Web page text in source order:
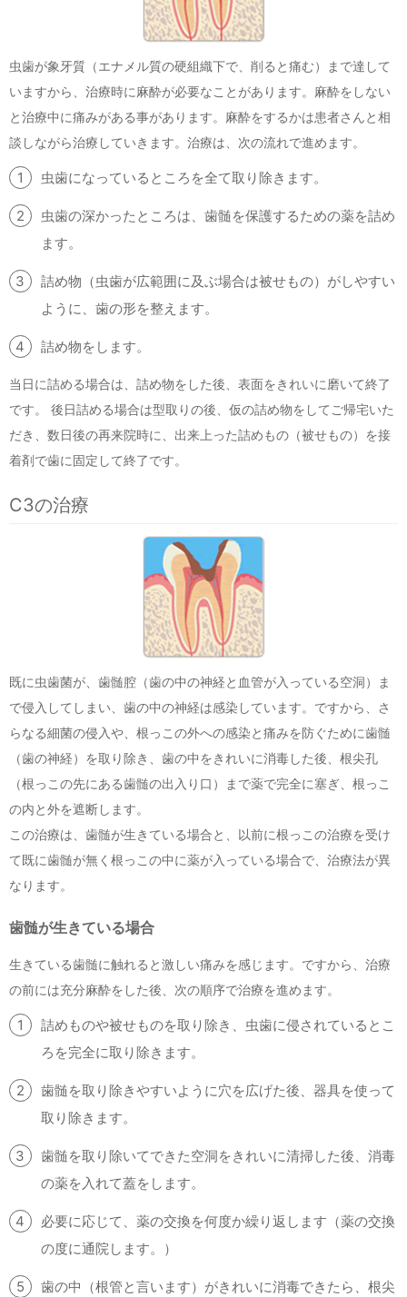
虫歯が象牙質（エナメル質の硬組織下で、削ると痛む）まで達して
いますから、治療時に麻酔が必要なことがあります。麻酔をしない
と治療中に痛みがある事があります。麻酔をするかは患者さんと相
談しながら治療していきます。治療は、次の流れで進めます。
虫歯になっているところを全て取り除きます。
虫歯の深かったところは、歯髄を保護するための薬を詰め
ます。
詰め物（虫歯が広範囲に及ぶ場合は被せもの）がしやすい
ように、歯の形を整えます。
詰め物をします。
当日に詰める場合は、詰め物をした後、表面をきれいに磨いて終了
です。 後日詰める場合は型取りの後、仮の詰め物をしてご帰宅いた
だき、数日後の再来院時に、出来上った詰めもの（被せもの）を接
着剤で歯に固定して終了です。
C3の治療
既に虫歯菌が、歯髄腔（歯の中の神経と血管が入っている空洞）ま
で侵入してしまい、歯の中の神経は感染しています。ですから、さ
らなる細菌の侵入や、根っこの外への感染と痛みを防ぐために歯髄
（歯の神経）を取り除き、歯の中をきれいに消毒した後、根尖孔
（根っこの先にある歯髄の出入り口）まで薬で完全に塞ぎ、根っこ
の内と外を遮断します。
この治療は、歯髄が生きている場合と、以前に根っこの治療を受け
て既に歯髄が無く根っこの中に薬が入っている場合で、治療法が異
なります。
歯髄が生きている場合
生きている歯髄に触れると激しい痛みを感じます。ですから、治療
の前には充分麻酔をした後、次の順序で治療を進めます。
詰めものや被せものを取り除き、虫歯に侵されているとこ
ろを完全に取り除きます。
歯髄を取り除きやすいように穴を広げた後、器具を使って
取り除きます。
歯髄を取り除いてできた空洞をきれいに清掃した後、消毒
の薬を入れて蓋をします。
必要に応じて、薬の交換を何度か繰り返します（薬の交換
の度に通院します。）
歯の中（根管と言います）がきれいに消毒できたら、根尖